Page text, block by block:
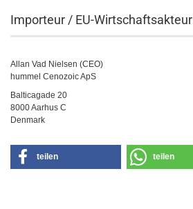
Importeur / EU-Wirtschaftsakteur
Allan Vad Nielsen (CEO)
hummel Cenozoic ApS
Balticagade 20
8000 Aarhus C
Denmark
teilen teilen